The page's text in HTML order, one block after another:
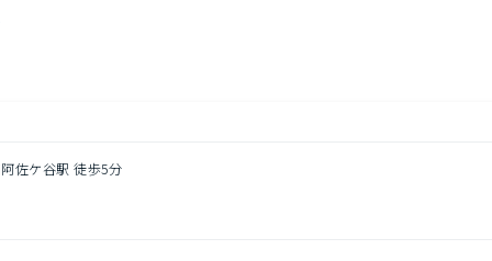
佐ケ谷駅 徒歩5分